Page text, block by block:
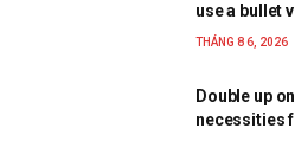
use a bullet
THÁNG 8 6, 2026
Double up
necessities